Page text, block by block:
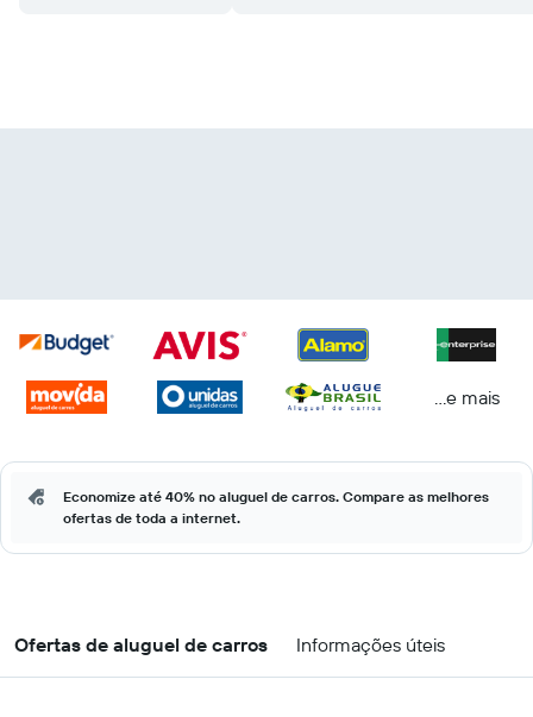
...e mais
Economize até 40% no aluguel de carros. Compare as melhores
ofertas de toda a internet.
Ofertas de aluguel de carros Informações úteis